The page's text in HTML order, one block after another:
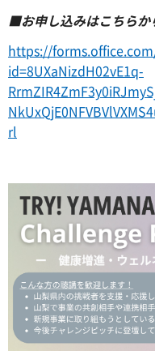
■お申し込みはこちらか
https://
id=8UXaNizdH02vE1q-
rl